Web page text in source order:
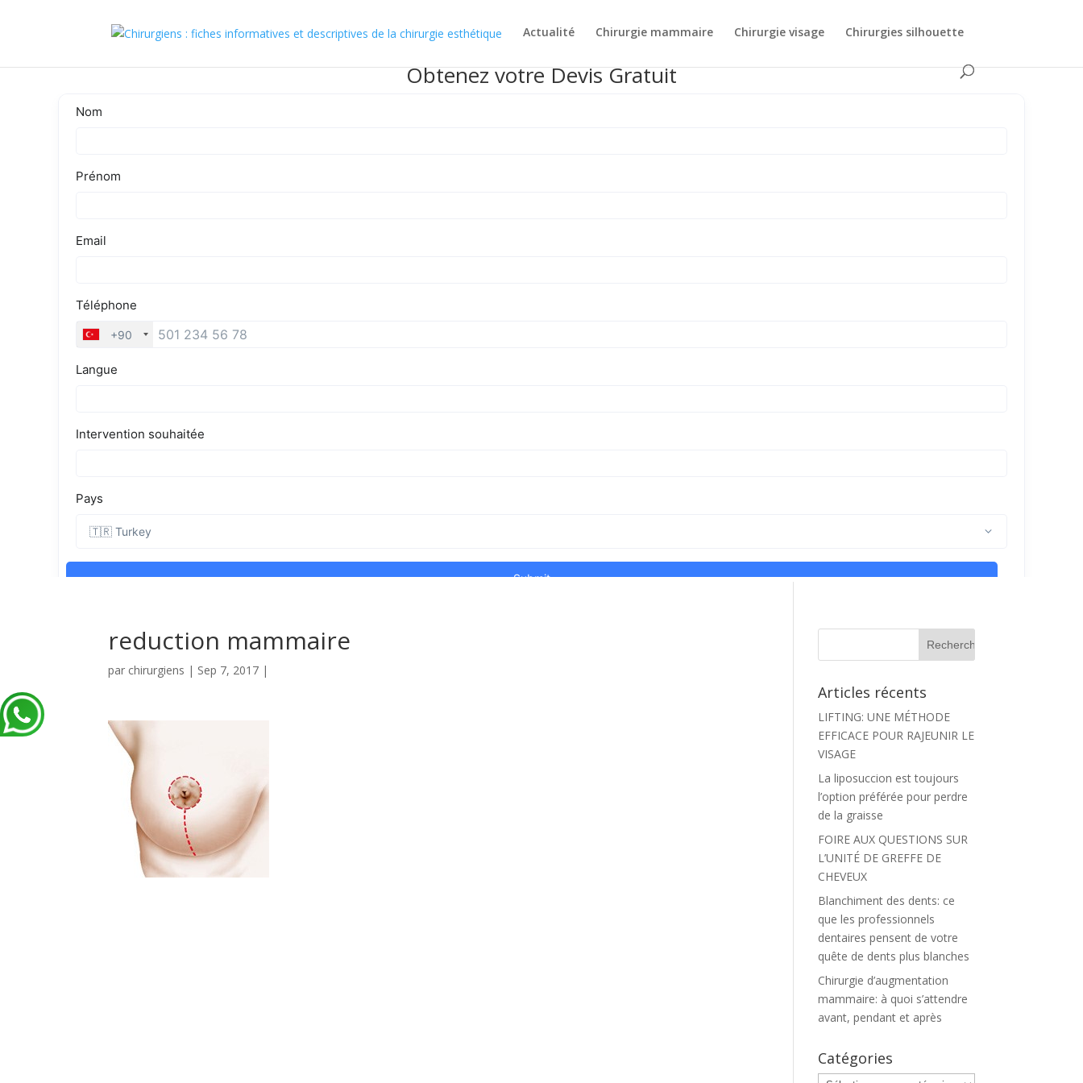
Actualité Chirurgie mammaire Chirurgie visage Chirurgies silhouette
Obtenez votre Devis Gratuit
reduction mammaire
par chirurgiens | Sep 7, 2017 |
Articles récents
LIFTING: UNE MÉTHODE
EFFICACE POUR RAJEUNIR LE
VISAGE
La liposuccion est toujours
l’option préférée pour perdre
de la graisse
FOIRE AUX QUESTIONS SUR
L’UNITÉ DE GREFFE DE
CHEVEUX
Blanchiment des dents: ce
que les professionnels
dentaires pensent de votre
quête de dents plus blanches
Chirurgie d’augmentation
mammaire: à quoi s’attendre
avant, pendant et après
Catégories